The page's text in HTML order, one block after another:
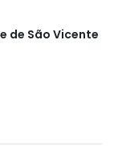
de São Vicente